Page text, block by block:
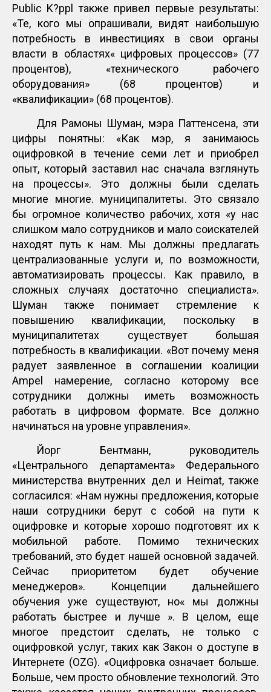
Public K?ppl также привел первые результаты:
«Те, кого мы опрашивали, видят наибольшую
потребность в инвестициях в свои органы
власти в областях« цифровых процессов» (77
процентов), «технического рабочего
оборудования» (68 процентов) и
«квалификации» (68 процентов).
Для Рамоны Шуман, мэра Паттенсена, эти
цифры понятны: «Как мэр, я занимаюсь
оцифровкой в течение семи лет и приобрел
опыт, который заставил нас сначала взглянуть
на процессы». Это должны были сделать
многие многие. муниципалитеты. Это связало
бы огромное количество рабочих, хотя «у нас
слишком мало сотрудников и мало соискателей
находят путь к нам. Мы должны предлагать
централизованные услуги и, по возможности,
автоматизировать процессы. Как правило, в
сложных случаях достаточно специалиста».
Шуман также понимает стремление к
повышению квалификации, поскольку в
муниципалитетах существует большая
потребность в квалификации. «Вот почему меня
радует заявленное в соглашении коалиции
Ampel намерение, согласно которому все
сотрудники должны иметь возможность
работать в цифровом формате. Все должно
начинаться на уровне управления».
Йорг Бентманн, руководитель
«Центрального департамента» Федерального
министерства внутренних дел и Heimat, также
согласился: «Нам нужны предложения, которые
наши сотрудники берут с собой на пути к
оцифровке и которые хорошо подготовят их к
мобильной работе. Помимо технических
требований, это будет нашей основной задачей.
Сейчас приоритетом будет обучение
менеджеров». Концепции дальнейшего
обучения уже существуют, но« мы должны
работать быстрее и лучше ». В целом, еще
многое предстоит сделать, не только с
оцифровкой услуг, таких как Закон о доступе в
Интернете (OZG). «Оцифровка означает больше.
Больше, чем просто обновление технологий. Это